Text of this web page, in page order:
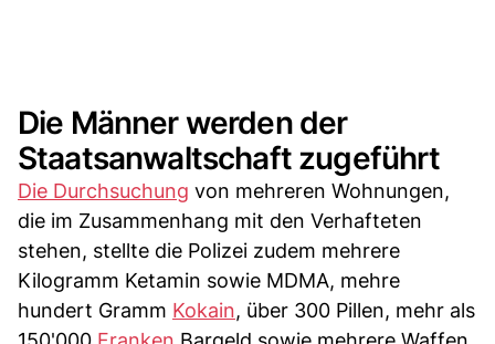
Die Männer werden der
Staatsanwaltschaft zugeführt
Die Durchsuchung von mehreren Wohnungen,
die im Zusammenhang mit den Verhafteten
stehen, stellte die Polizei zudem mehrere
Kilogramm Ketamin sowie MDMA, mehre
hundert Gramm Kokain, über 300 Pillen, mehr als